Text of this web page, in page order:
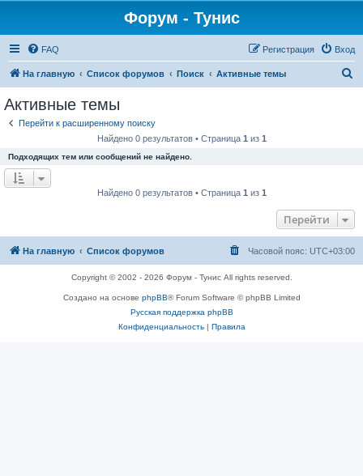
Форум - Тунис
FAQ Вход
Регистрация
На главную Список форумов Поиск Активные темы
Активные темы
Перейти к расширенному поиску
Найдено 0 результатов • Страница 1 из 1
Подходящих тем или сообщений не найдено.
Найдено 0 результатов • Страница 1 из 1
Перейти
На главную Список форумов Часовой пояс: UTC+03:00
Copyright © 2002 - 2026 Форум - Тунис All rights reserved.
Создано на основе phpBB® Forum Software © phpBB Limited
Русская поддержка phpBB
Конфиденциальность| Правила